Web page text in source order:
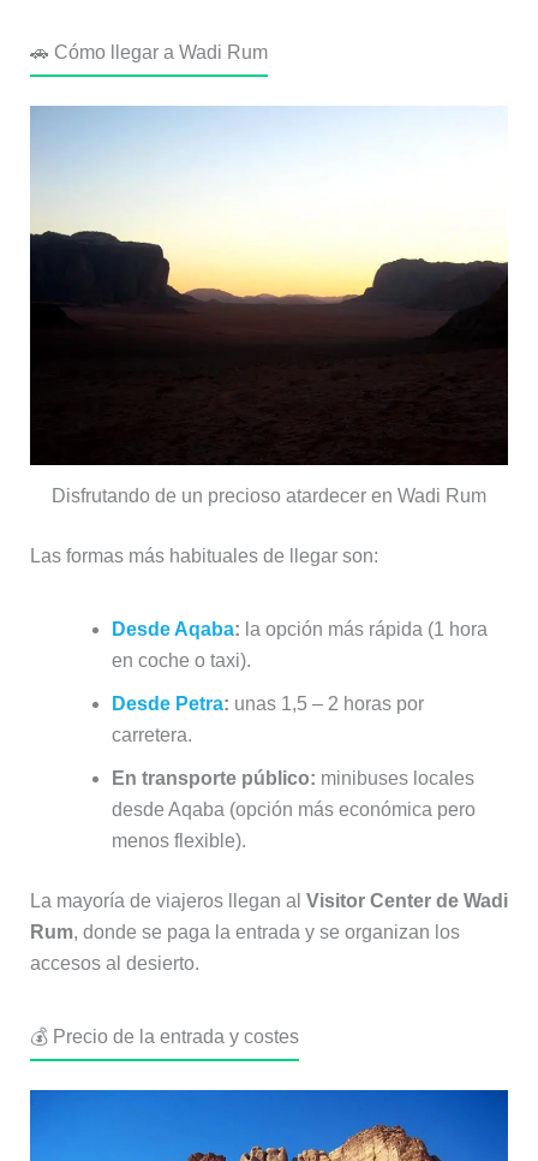
🚗 Cómo llegar a Wadi Rum
Disfrutando de un precioso atardecer en Wadi Rum
Las formas más habituales de llegar son:
Desde Aqaba: la opción más rápida (1 hora
en coche o taxi).
Desde Petra: unas 1,5 – 2 horas por
carretera.
En transporte público: minibuses locales
desde Aqaba (opción más económica pero
menos flexible).
La mayoría de viajeros llegan al Visitor Center de Wadi
Rum, donde se paga la entrada y se organizan los
accesos al desierto.
💰 Precio de la entrada y costes